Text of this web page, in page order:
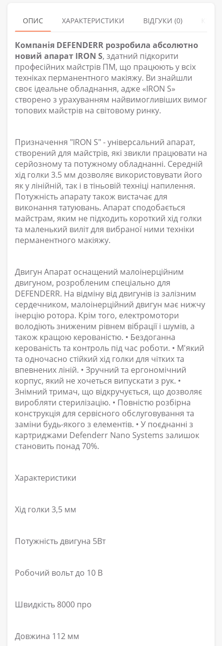
ОПИС ХАРАКТЕРИСТИКИ ВІДГУКИ (0)
Компанія DEFENDERR розробила абсолютно
новий апарат IRON S, здатний підкорити
професійних майстрів ПМ, що працюють у всіх
техніках перманентного макіяжу. Ви знайшли
своє ідеальне обладнання, адже «IRON S»
створено з урахуванням найвимогливіших вимог
топових майстрів на світовому ринку.
Призначення "IRON S" - універсальний апарат,
створений для майстрів, які звикли працювати на
серйозному та потужному обладнанні. Середній
хід голки 3.5 мм дозволяє використовувати його
як у лінійній, так і в тіньовій техніці напилення.
Потужність апарату також вистачає для
виконання татуювань. Апарат сподобається
майстрам, яким не підходить короткий хід голки
та маленький виліт для вибраної ними техніки
перманентного макіяжу.
Двигун Апарат оснащений малоінерційним
двигуном, розробленим спеціально для
DEFENDERR. На відміну від двигунів із залізним
сердечником, малоінерційний двигун має нижчу
інерцію ротора. Крім того, електромотори
володіють зниженим рівнем вібрації і шумів, а
також кращою керованістю. • Бездоганна
керованість та контроль під час роботи. • М'який
та одночасно стійкий хід голки для чітких та
впевнених ліній. • Зручний та ергономічний
корпус, який не хочеться випускати з рук. •
Знімний тримач, що відкручується, що дозволяє
виробляти стерилізацію. • Повністю розбірна
конструкція для сервісного обслуговування та
заміни будь-якого з елементів. • У поєднанні з
картриджами Defenderr Nano Systems залишок
становить понад 70%.
Характеристики
Хід голки 3,5 мм
Потужність двигуна 5Вт
Робочий вольт до 10 В
Швидкість 8000 про
Довжина 112 мм